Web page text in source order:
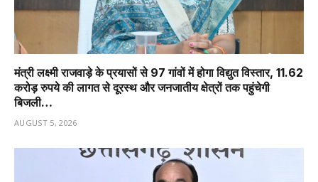
मंत्री लक्ष्मी राजवाड़े के प्रयासों से 97 गांवों में होगा विद्युत विस्तार, 11.62
करोड़ रुपये की लागत से दूरस्थ और जनजातीय क्षेत्रों तक पहुंचेगी
बिजली…
AUGUST 5, 2026